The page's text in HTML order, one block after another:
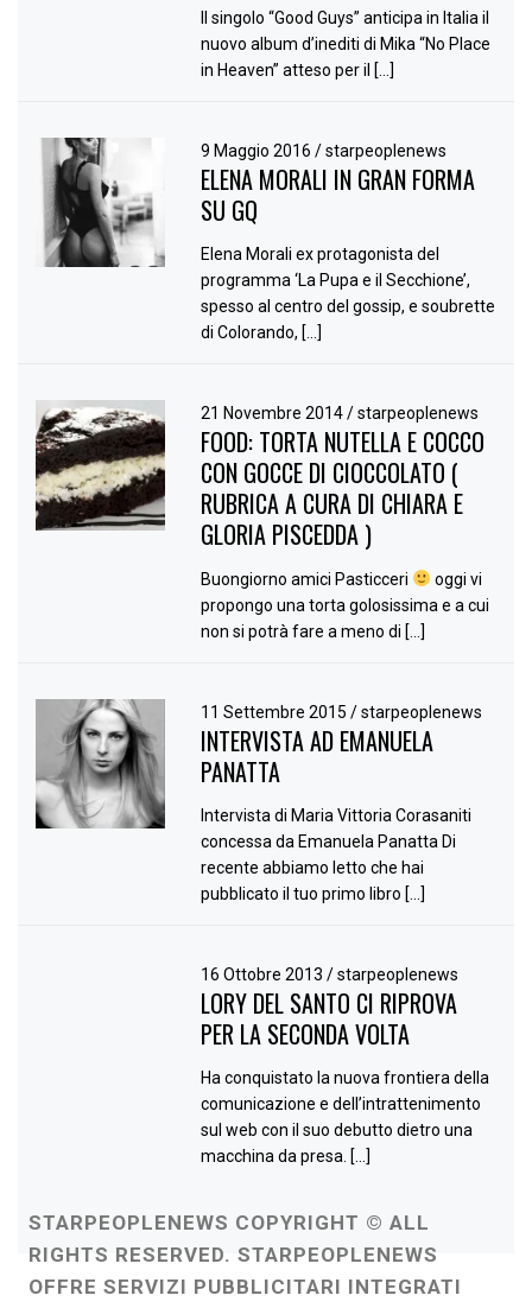
Il singolo “Good Guys” anticipa in Italia il
nuovo album d’inediti di Mika “No Place
in Heaven” atteso per il […]
9 Maggio 2016/ starpeoplenews
ELENA MORALI IN GRAN FORMA
SU GQ
Elena Morali ex protagonista del
programma ‘La Pupa e il Secchione’,
spesso al centro del gossip, e soubrette
di Colorando, […]
21 Novembre 2014/ starpeoplenews
FOOD: TORTA NUTELLA E COCCO
CON GOCCE DI CIOCCOLATO (
RUBRICA A CURA DI CHIARA E
GLORIA PISCEDDA )
Buongiorno amici Pasticceri
oggi vi
propongo una torta golosissima e a cui
non si potrà fare a meno di […]
11 Settembre 2015/ starpeoplenews
INTERVISTA AD EMANUELA
PANATTA
Intervista di Maria Vittoria Corasaniti
concessa da Emanuela Panatta Di
recente abbiamo letto che hai
pubblicato il tuo primo libro […]
16 Ottobre 2013/ starpeoplenews
LORY DEL SANTO CI RIPROVA
PER LA SECONDA VOLTA
Ha conquistato la nuova frontiera della
comunicazione e dell’intrattenimento
sul web con il suo debutto dietro una
macchina da presa. […]
STARPEOPLENEWS COPYRIGHT © ALL
RIGHTS RESERVED. STARPEOPLENEWS
OFFRE SERVIZI PUBBLICITARI INTEGRATI